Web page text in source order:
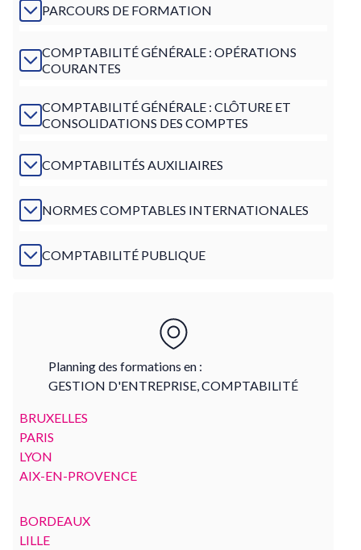
PARCOURS DE FORMATION
COMPTABILITÉ GÉNÉRALE : OPÉRATIONS
COURANTES
COMPTABILITÉ GÉNÉRALE : CLÔTURE ET
CONSOLIDATIONS DES COMPTES
COMPTABILITÉS AUXILIAIRES
NORMES COMPTABLES INTERNATIONALES
COMPTABILITÉ PUBLIQUE
Planning des formations en :
GESTION D'ENTREPRISE, COMPTABILITÉ
BRUXELLES
PARIS
LYON
AIX-EN-PROVENCE
BORDEAUX
LILLE